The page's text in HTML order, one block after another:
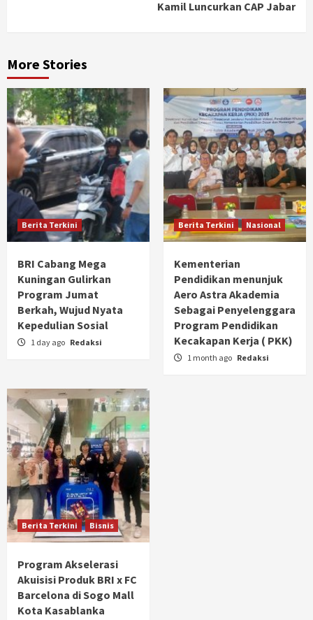
Kamil Luncurkan CAP Jabar
More Stories
Berita Terkini
BRI Cabang Mega
Kuningan Gulirkan
Program Jumat
Berkah, Wujud Nyata
Kepedulian Sosial
1 day ago Redaksi
Berita Terkini Nasional
Kementerian
Pendidikan menunjuk
Aero Astra Akademia
Sebagai Penyelenggara
Program Pendidikan
Kecakapan Kerja ( PKK)
1 month ago Redaksi
Berita Terkini Bisnis
Program Akselerasi
Akuisisi Produk BRI x FC
Barcelona di Sogo Mall
Kota Kasablanka